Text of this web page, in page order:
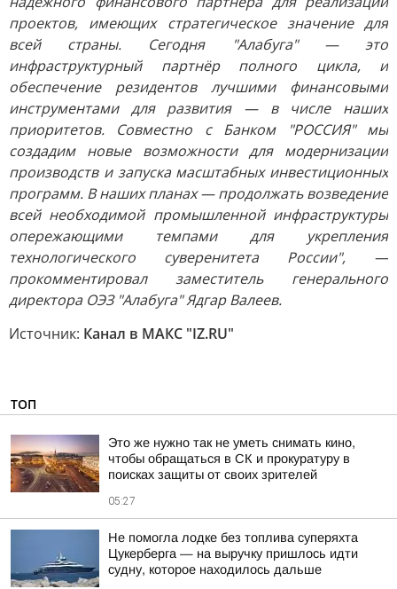
проектов, имеющих стратегическое значение для
всей страны. Сегодня "Алабуга" — это
инфраструктурный партнёр полного цикла, и
обеспечение резидентов лучшими финансовыми
инструментами для развития — в числе наших
приоритетов. Совместно с Банком "РОССИЯ" мы
создадим новые возможности для модернизации
производств и запуска масштабных инвестиционных
программ. В наших планах — продолжать возведение
всей необходимой промышленной инфраструктуры
опережающими темпами для укрепления
технологического суверенитета России", —
прокомментировал заместитель генерального
директора ОЭЗ "Алабуга" Ядгар Валеев.
Источник: Канал в МАКС "IZ.RU"
ТОП
Это же нужно так не уметь снимать кино,
чтобы обращаться в СК и прокуратуру в
поисках защиты от своих зрителей
05:27
Не помогла лодке без топлива суперяхта
Цукерберга — на выручку пришлось идти
судну, которое находилось дальше